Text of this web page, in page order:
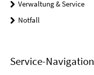
Verwaltung & Service
Notfall
Service-Navigation